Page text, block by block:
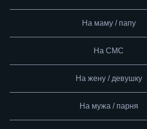
На маму / папу
На СМС
На жену / девушку
На мужа / парня